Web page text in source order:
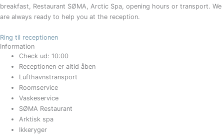
breakfast, Restaurant SØMA, Arctic Spa, opening hours or transport. We
are always ready to help you at the reception.
Ring til receptionen
Information
Check ud: 10:00
Receptionen er altid åben
Lufthavnstransport
Roomservice
Vaskeservice
SØMA Restaurant
Arktisk spa
Ikkeryger